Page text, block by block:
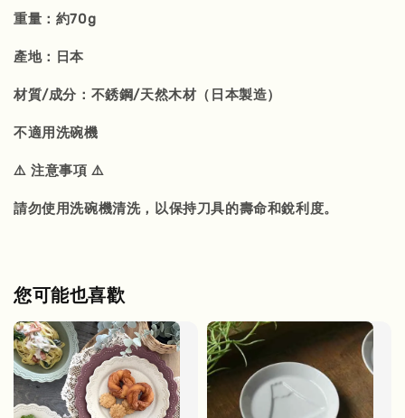
重量：約70g
產地：日本
材質/成分：不銹鋼/天然木材（日本製造）
不適用洗碗機
⚠️ 注意事項 ⚠️
請勿使用洗碗機清洗，以保持刀具的壽命和銳利度。
您可能也喜歡